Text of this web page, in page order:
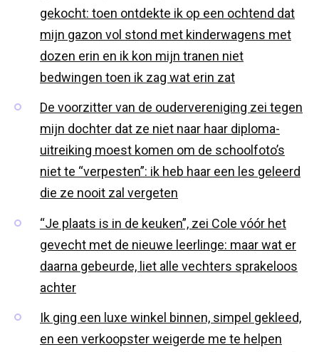
gekocht: toen ontdekte ik op een ochtend dat
mijn gazon vol stond met kinderwagens met
dozen erin en ik kon mijn tranen niet
bedwingen toen ik zag wat erin zat
De voorzitter van de oudervereniging zei tegen
mijn dochter dat ze niet naar haar diploma-
uitreiking moest komen om de schoolfoto’s
niet te “verpesten”: ik heb haar een les geleerd
die ze nooit zal vergeten
“Je plaats is in de keuken”, zei Cole vóór het
gevecht met de nieuwe leerlinge: maar wat er
daarna gebeurde, liet alle vechters sprakeloos
achter
Ik ging een luxe winkel binnen, simpel gekleed,
en een verkoopster weigerde me te helpen